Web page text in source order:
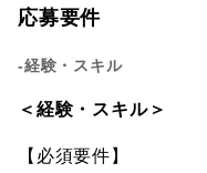
応募要件
-経験・スキル
＜経験・スキル＞
【必須要件】